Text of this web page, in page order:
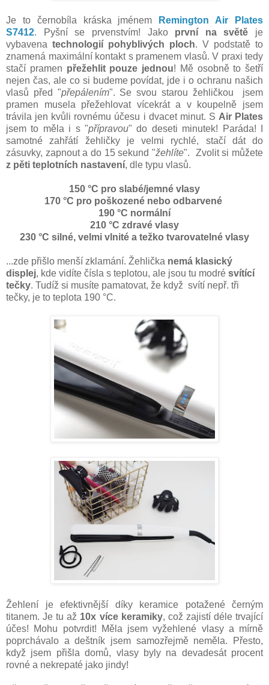
Je to černobíla kráska jménem
Remington Air Plates
S7412. Pyšní se prvenstvím! Jako první na světě je
vybavena technologií pohyblivých ploch. V podstatě to
znamená maximální kontakt s pramenem vlasů. V praxi tedy
stačí pramen přežehlit pouze jednou! Mě osobně to šetří
nejen čas, ale co si budeme povídat, jde i o ochranu našich
vlasů před "přepálením". Se svou starou žehličkou jsem
pramen musela přežehlovat vícekrát a v koupelně jsem
trávila jen kvůli rovnému účesu i dvacet minut. S Air Plates
jsem to měla i s "přípravou" do deseti minutek! Paráda! I
samotné zahřátí žehličky je velmi rychlé, stačí dát do
zásuvky, zapnout a do 15 sekund "žehlíte". Zvolit si můžete
z pěti teplotních nastavení, dle typu vlasů.
150 °C pro slabé/jemné vlasy
170 °C pro poškozené nebo odbarvené
190 °C normální
210 °C zdravé vlasy
230 °C silné, velmi vlnité a težko tvarovatelné vlasy
...zde přišlo menší zklamání. Žehlička nemá klasický
displej, kde vidíte čísla s teplotou, ale jsou tu modré svítící
tečky. Tudíž si musíte pamatovat, že když svítí nepř. tři
tečky, je to teplota 190 °C.
Žehlení je efektivnější díky keramice potažené černým
titanem. Je tu až 10x více keramiky, což zajistí déle trvající
účes! Mohu potvrdit! Měla jsem vyžehlené vlasy a mírně
poprchávalo a deštník jsem samozřejmě neměla. Přesto,
když jsem přišla domů, vlasy byly na devadesát procent
rovné a nekrepaté jako jindy!